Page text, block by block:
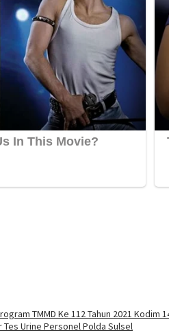
TMMD Ke 112 Tahun 2021 Kodim
Tes Urine Personel Polda Sulsel